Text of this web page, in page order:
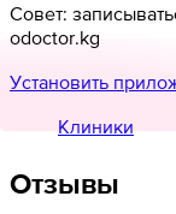
Совет:
odoctor.kg
Установить
Клиники
Отзывы